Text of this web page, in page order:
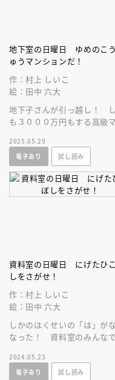
地下室の日曜日 ゆめのこ
ゅうマンションだ！
作：村上 しいこ
絵：田中 六大
地下子さんが引っ越し！
も３０００万円もする高級
みんながそのマンションを見
いくと……。
2025.05.29
電子あり
試し読み
資料室の日曜日 にげたひ
しをさがせ！
作：村上 しいこ
絵：田中 六大
しかのはくせいの「は」が
なった！ 資料室のみんな
しを探しにきたおりひめと出
います。
2024.05.23
電子あり
試し読み